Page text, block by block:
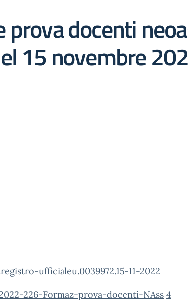
docenti
15 novembre
ufficialeu.0039972.15-11-2022
226-Formaz-prova-docenti-NAss 4